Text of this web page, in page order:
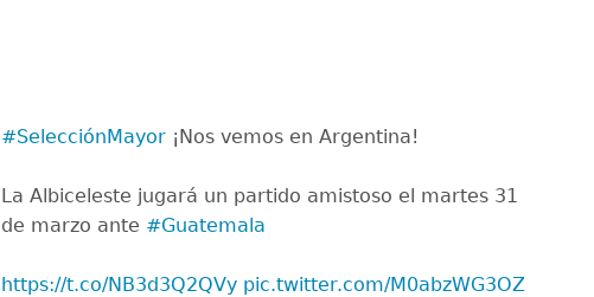
#SelecciónMayor ¡Nos vemos en Argentina!
La Albiceleste jugará un partido amistoso el martes 31
de marzo ante #Guatemala
https://t.co/NB3d3Q2QVy pic.twitter.com/M0abzWG3OZ